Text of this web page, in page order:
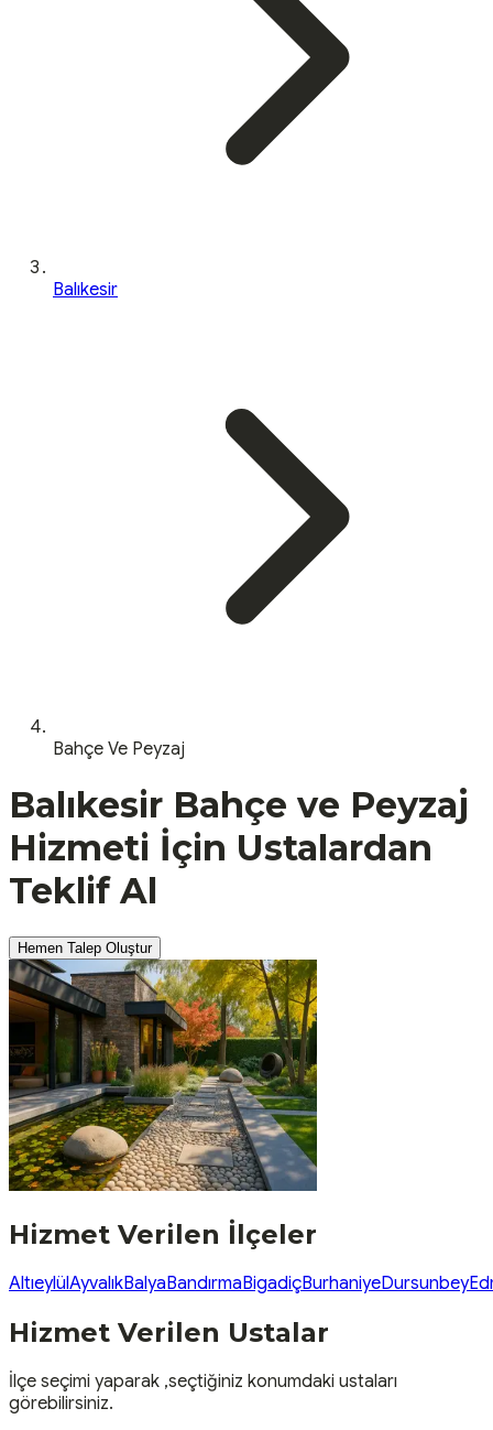
Balıkesir
Bahçe Ve Peyzaj
Balıkesir Bahçe ve Peyzaj
Hizmeti İçin Ustalardan
Teklif Al
Hemen Talep Oluştur
Hizmet Verilen İlçeler
AltıeylülAyvalıkBalyaBandırmaBigadiçBurhaniyeDursunbey
Hizmet Verilen Ustalar
İlçe seçimi yaparak ,seçtiğiniz konumdaki ustaları
görebilirsiniz.